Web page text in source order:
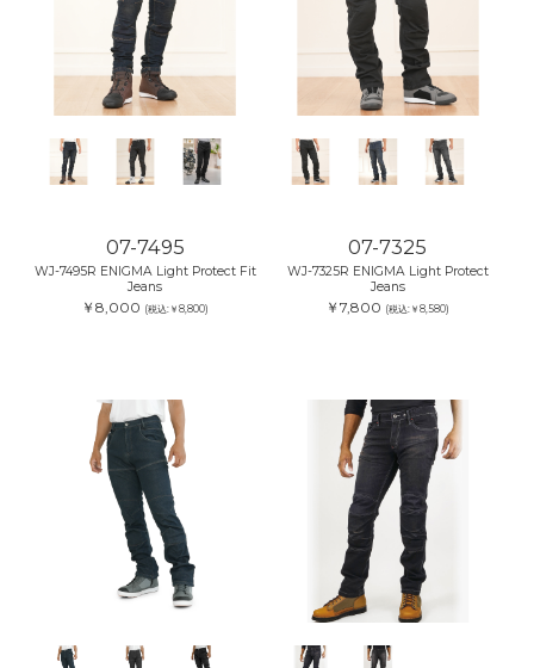
07-7495
WJ-7495R ENIGMA Light Protect Fit
Jeans
￥8,000 (税込:￥8,800)
07-7325
WJ-7325R ENIGMA Light Protect
Jeans
￥7,800 (税込:￥8,580)